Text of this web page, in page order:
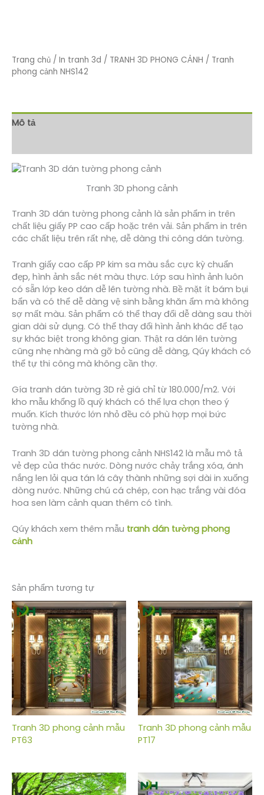
Trang chủ / In tranh 3d / TRANH 3D PHONG CẢNH / Tranh
phong cảnh NHS142
Mô tả
Tranh 3D phong cảnh
Tranh 3D dán tường phong cảnh là sản phẩm in trên
chất liệu giấy PP cao cấp hoặc trên vải. Sản phẩm in trên
các chất liệu trên rất nhẹ, dễ dàng thi công dán tường.
Tranh giấy cao cấp PP kim sa màu sắc cực kỳ chuẩn
đẹp, hình ảnh sắc nét màu thực. Lớp sau hình ảnh luôn
có sẵn lớp keo dán dễ lên tường nhà. Bề mặt ít bám bụi
bẩn và có thể dễ dàng vệ sinh bằng khăn ẩm mà không
sợ mất màu. Sản phẩm có thể thay đổi dễ dàng sau thời
gian dài sử dụng. Có thể thay đổi hình ảnh khác để tạo
sự khác biệt trong không gian. Thật ra dán lên tường
cũng nhẹ nhàng mà gỡ bỏ cũng dễ dàng, Qúy khách có
thể tự thi công mà không cần thợ.
Gía tranh dán tường 3D rẻ giá chỉ từ 180.000/m2. Với
kho mẫu khổng lồ quý khách có thể lựa chọn theo ý
muốn. Kích thước lớn nhỏ đều có phù hợp mọi bức
tường nhà.
Tranh 3D dán tường phong cảnh NHS142 là mẫu mô tả
vẻ đẹp của thác nước. Dòng nước chảy trắng xóa, ánh
nắng len lỏi qua tán lá cây thành những sợi dài in xuống
dòng nước. Những chú cá chép, con hạc trắng vài đóa
hoa sen làm cảnh quan thêm có tình.
Qúy khách xem thêm mẫu tranh dán tường phong
cảnh
Sản phẩm tương tự
Tranh 3D phong cảnh mẫu
PT63
Tranh 3D phong cảnh mẫu
PT17